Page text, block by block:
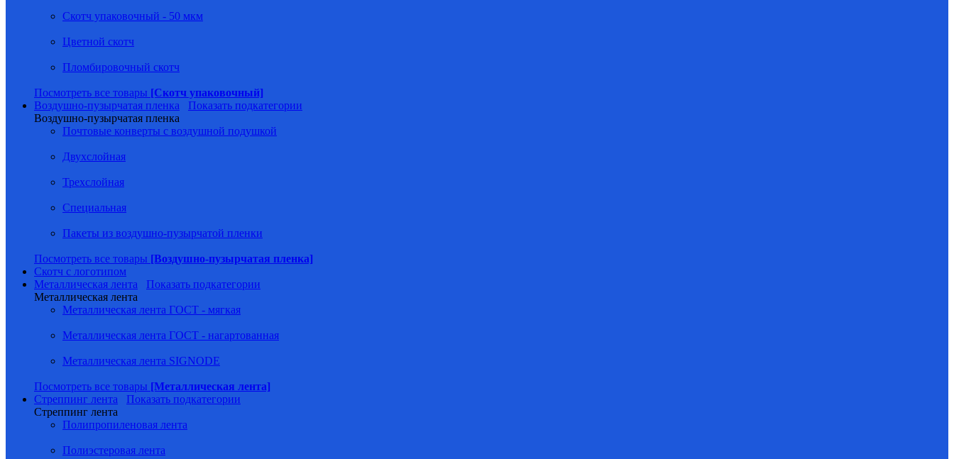
Скотч упаковочный - 50 мкм
Цветной скотч
Пломбировочный скотч
Посмотреть все товары [Скотч упаковочный]
Воздушно-пузырчатая пленка
Показать подкатегории
Воздушно-пузырчатая пленка
Почтовые конверты с воздушной подушкой
Двухслойная
Трехслойная
Специальная
Пакеты из воздушно-пузырчатой пленки
Посмотреть все товары [Воздушно-пузырчатая пленка]
Скотч с логотипом
Металлическая лента
Показать подкатегории
Металлическая лента
Металлическая лента ГОСТ - мягкая
Металлическая лента ГОСТ - нагартованная
Металлическая лента SIGNODE
Посмотреть все товары [Металлическая лента]
Стреппинг лента
Показать подкатегории
Стреппинг лента
Полипропиленовая лента
Полиэстеровая лента